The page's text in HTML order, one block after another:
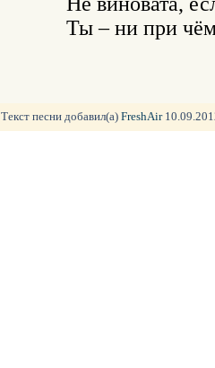
Ты – ни при
Текст песни добавил(а) FreshAir